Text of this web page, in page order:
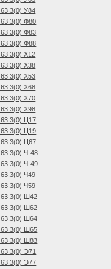
63.3(0) У84
63.3(0) Ф80
63.3(0) Ф83
63.3(0) Ф88
63.3(0) Х12
63.3(0) Х38
63.3(0) Х53
63.3(0) Х68
63.3(0) Х70
63.3(0) Х98
63.3(0) Ц17
63.3(0) Ц19
63.3(0) Ц67
63.3(0) Ч-48
63.3(0) Ч-49
63.3(0) Ч49
63.3(0) Ч59
63.3(0) Ш42
63.3(0) Ш62
63.3(0) Ш64
63.3(0) Ш65
63.3(0) Ш83
63.3(0) Э71
63.3(0) Э77